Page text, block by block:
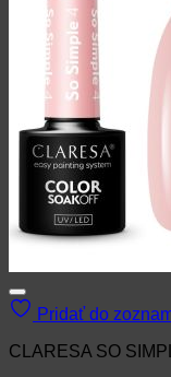
Pridať do
CLARESA SO